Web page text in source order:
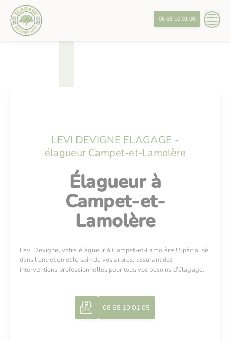
content
06 68 10 01 05
LEVI DEVIGNE ELAGAGE -
élagueur Campet-et-Lamolère
Élagueur à
Campet-et-
Lamolère
Levi Devigne, votre élagueur à Campet-et-Lamolère ! Spécialisé
dans l’entretien et le soin de vos arbres, assurant des
interventions professionnelles pour tous vos besoins d’élagage.
06 68 10 01 05